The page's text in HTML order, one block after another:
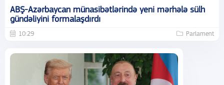
ABŞ-Azərbaycan münasibətlərində yeni mərhələ sülh
gündəliyini formalaşdırdı
10:29 Parlament